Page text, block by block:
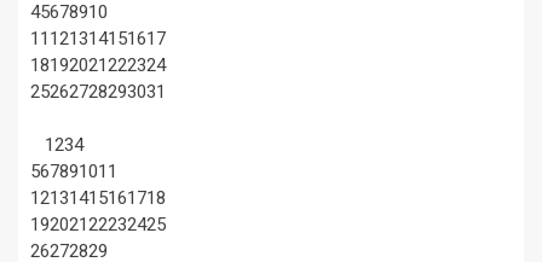
45678910
11 121314151617
18192021222324
25262728293031
1234
567891011
12131415161718
19202122232425
26272829